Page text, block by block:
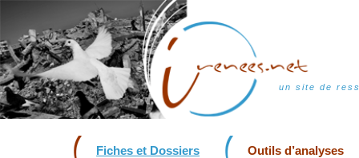
un site de
Fiches et Dossiers Outils d’analyses